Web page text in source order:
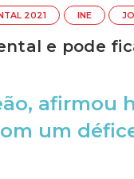
2021 INE
e pode
afirmou
um